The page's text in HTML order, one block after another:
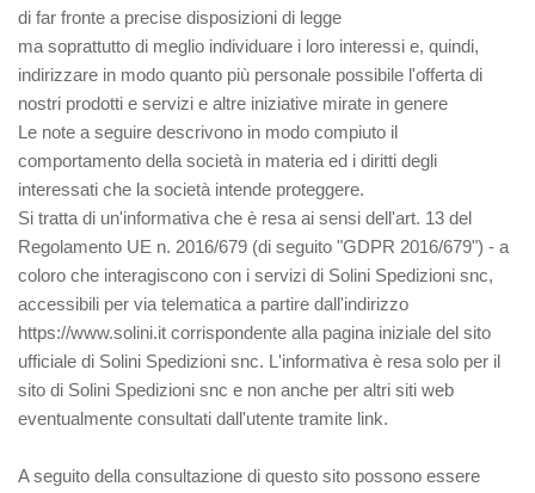
di far fronte a precise disposizioni di legge
ma soprattutto di meglio individuare i loro interessi e, quindi,
indirizzare in modo quanto più personale possibile l'offerta di
nostri prodotti e servizi e altre iniziative mirate in genere
Le note a seguire descrivono in modo compiuto il
comportamento della società in materia ed i diritti degli
interessati che la società intende proteggere.
Si tratta di un'informativa che è resa ai sensi dell'art. 13 del
Regolamento UE n. 2016/679 (di seguito "GDPR 2016/679") - a
coloro che interagiscono con i servizi di Solini Spedizioni snc,
accessibili per via telematica a partire dall'indirizzo
https://www.solini.it corrispondente alla pagina iniziale del sito
ufficiale di Solini Spedizioni snc. L'informativa è resa solo per il
sito di Solini Spedizioni snc e non anche per altri siti web
eventualmente consultati dall'utente tramite link.
A seguito della consultazione di questo sito possono essere